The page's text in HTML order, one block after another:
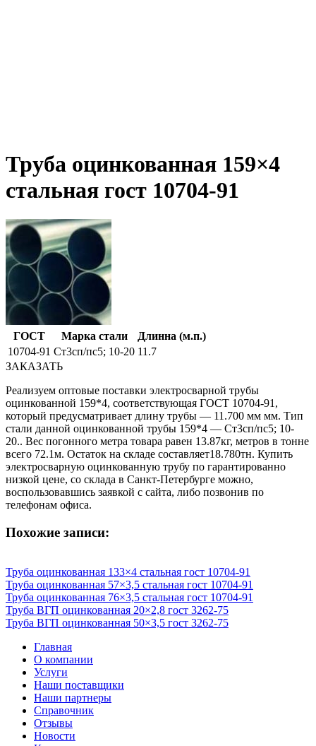
Труба оцинкованная 159×4
стальная гост 10704-91
ГОСТ Марка стали
Длинна (м.п.)
10704-91 Ст3сп/пс5; 10-20 11.7
ЗАКАЗАТЬ
Реализуем оптовые поставки электросварной трубы
оцинкованной 159*4, соответствующая ГОСТ 10704-91,
который предусматривает длину трубы — 11.700 мм мм. Тип
стали данной оцинкованной трубы 159*4 — Ст3сп/пс5; 10-
20.. Вес погонного метра товара равен 13.87кг, метров в тонне
всего 72.1м. Остаток на складе составляет18.780тн. Купить
электросварную оцинкованную трубу по гарантированно
низкой цене, со склада в Санкт-Петербурге можно,
воспользовавшись заявкой с сайта, либо позвонив по
телефонам офиса.
Похожие записи:
Труба оцинкованная 133×4 стальная гост 10704-91
Труба оцинкованная 57×3,5 стальная гост 10704-91
Труба оцинкованная 76×3,5 стальная гост 10704-91
Труба ВГП оцинкованная 20×2,8 гост 3262-75
Труба ВГП оцинкованная 50×3,5 гост 3262-75
Главная
О компании
Услуги
Наши поставщики
Наши партнеры
Справочник
Отзывы
Новости